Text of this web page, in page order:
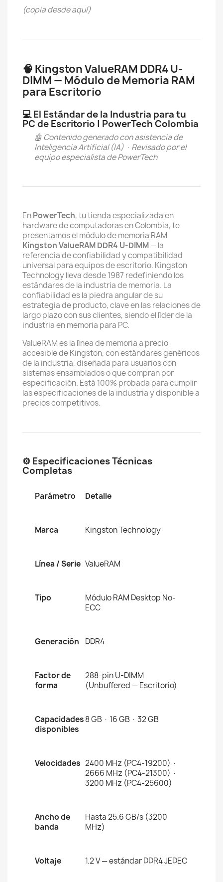
(copia desde aquí)
🧠 Kingston ValueRAM DDR4 U-
DIMM — Módulo de Memoria RAM
para Escritorio
💻 El Estándar de la Industria para tu
PC de Escritorio | PowerTech Colombia
🤖 Contenido generado con asistencia de
Inteligencia Artificial (IA) · Revisado por el
equipo especialista de PowerTech
EnPowerTech, tu tienda especializada en
hardware de computadoras en Colombia, te
presentamos el módulo de memoria RAM
Kingston ValueRAM DDR4 U-DIMM— la
referencia de confiabilidad y compatibilidad
universal para equipos de escritorio. Kingston
Technology lleva desde 1987 redefiniendo los
estándares de la industria de memoria. La
confiabilidad es la piedra angular de su
estrategia de producto, clave en las relaciones de
largo plazo con sus clientes, siendo el líder de la
industria en memoria para PC.
ValueRAM es la línea de memoria a precio
accesible de Kingston, con estándares genéricos
de la industria, diseñada para usuarios con
sistemas ensamblados o que compran por
especificación. Está 100% probada para cumplir
las especificaciones de la industria y disponible a
precios competitivos.
⚙️ Especificaciones Técnicas
Completas
Parámetro Detalle
Marca Kingston Technology
Línea / Serie ValueRAM
Tipo
Módulo RAM Desktop No-
ECC
Generación DDR4
Factor de
forma
288-pin U-DIMM
(Unbuffered — Escritorio)
Capacidades
disponibles
8 GB · 16 GB · 32 GB
Velocidades 2400 MHz (PC4-19200) ·
2666 MHz (PC4-21300) ·
3200 MHz (PC4-25600)
Ancho de
banda
Hasta 25.6 GB/s (3200
MHz)
Voltaje 1.2 V — estándar DDR4 JEDEC